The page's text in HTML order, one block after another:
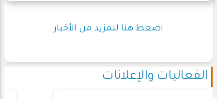
اضغط هنا للمزيد من الأخبار
الفعاليات والإعلانات